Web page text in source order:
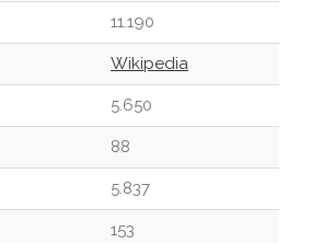
11.190
Wikipedia
5.650
88
5.837
153